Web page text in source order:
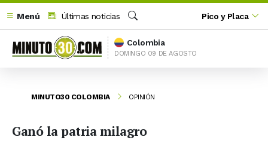
Menú
Últimas noticias
Buscar
Pico y Placa
Colombia
DOMINGO 09 DE AGOSTO
MINUTO30 COLOMBIA OPINIÓN
Ganó la patria milagro